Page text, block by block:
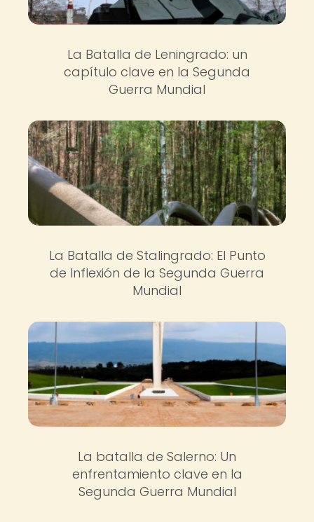
La Batalla de Leningrado: un
capítulo clave en la Segunda
Guerra Mundial
La Batalla de Stalingrado: El Punto
de Inflexión de la Segunda Guerra
Mundial
La batalla de Salerno: Un
enfrentamiento clave en la
Segunda Guerra Mundial